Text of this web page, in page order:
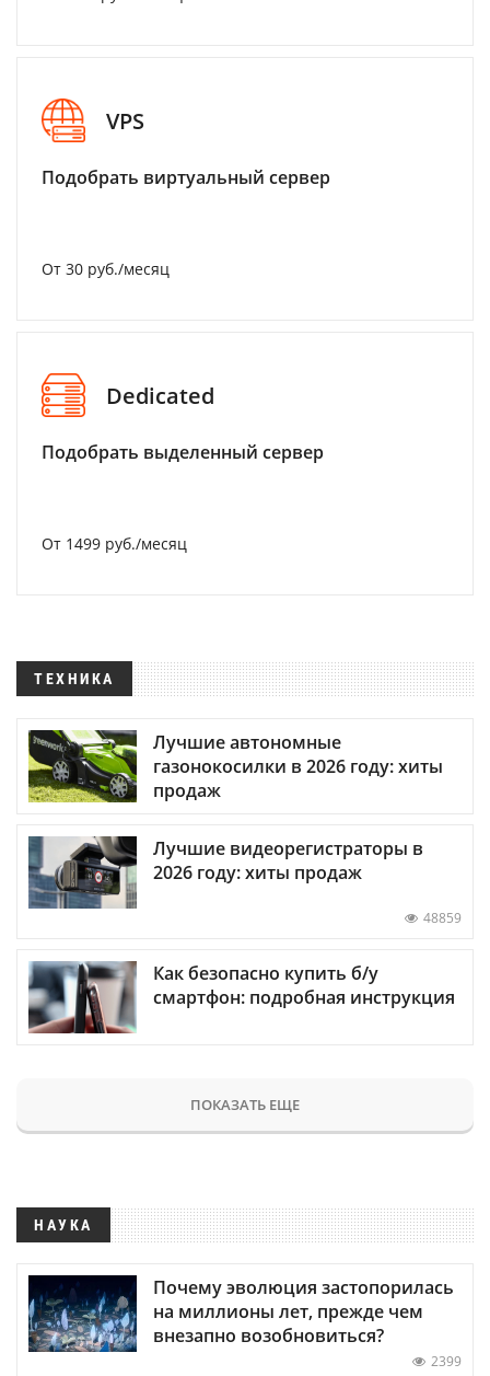
VPS
Подобрать виртуальный сервер
От 30 руб./месяц
Dedicated
Подобрать выделенный сервер
От 1499 руб./месяц
ТЕХНИКА
Лучшие автономные
газонокосилки в 2026 году: хиты
продаж
Лучшие видеорегистраторы в
2026 году: хиты продаж
48859
Как безопасно купить б/у
смартфон: подробная инструкция
ПОКАЗАТЬ ЕЩЕ
НАУКА
Почему эволюция застопорилась
на миллионы лет, прежде чем
внезапно возобновиться?
2399